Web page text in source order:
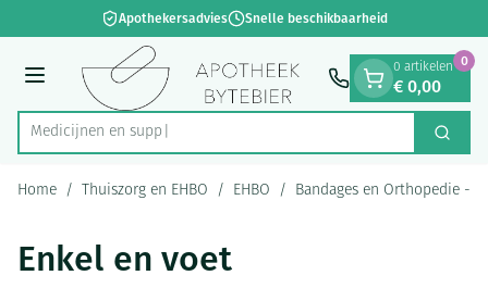
Ga naar de inhoudApothekersadvies Snelle beschikbaarheid
Menu
Product, merk, categorie... Zoek
0 artikelen
€ 0,00
0
Home / Thuiszorg en EHBO / EHBO / Bandages en Orthopedie -
Enkel en voet